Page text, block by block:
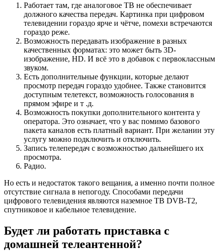
Работает там, где аналоговое ТВ не обеспечивает
должного качества передач. Картинка при цифровом
телевидении гораздо ярче и чётче, помехи встречаются
гораздо реже.
Возможность передавать изображение в разных
качественных форматах: это может быть 3D-
изображение, HD. И всё это в добавок с первоклассным
звуком.
Есть дополнительные функции, которые делают
просмотр передач гораздо удобнее. Также становится
доступным телетекст, возможность голосования в
прямом эфире и т .д.
Возможность покупки дополнительного контента у
оператора. Это означает, что у вас помимо базового
пакета каналов есть платный вариант. При желании эту
услугу можно подключить и отключить.
Запись телепередач с возможностью дальнейшего их
просмотра.
Радио.
Но есть и недостаток такого вещания, а именно почти полное
отсутствие сигнала в непогоду. Способами передачи
цифрового телевидения являются наземное ТВ DVB-T2,
спутниковое и кабельное телевидение.
Будет ли работать приставка с
домашней телеантенной?